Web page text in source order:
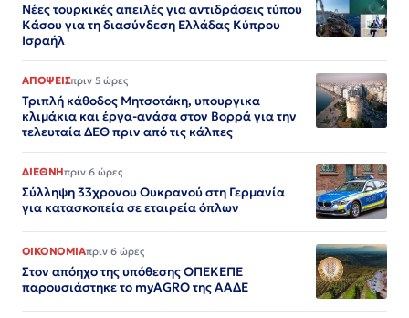
Νέες τουρκικές απειλές για αντιδράσεις τύπου
Κάσου για τη διασύνδεση Ελλάδας Κύπρου
Ισραήλ
ΑΠΟΨΕΙΣπριν 5 ώρες
Τριπλή κάθοδος Μητσοτάκη, υπουργικα
κλιμάκια και έργα-ανάσα στον Βορρά για την
τελευταία ΔΕΘ πριν από τις κάλπες
ΔΙΕΘΝΗπριν 6 ώρες
Σύλληψη 33χρονου Ουκρανού στη Γερμανία
για κατασκοπεία σε εταιρεία όπλων
ΟΙΚΟΝΟΜΙΑπριν 6 ώρες
Στον απόηχο της υπόθεσης ΟΠΕΚΕΠΕ
παρουσιάστηκε το myAGRO της ΑΑΔΕ